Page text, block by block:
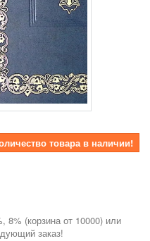
товара в наличии!
8% (корзина от 10000) или
заказ!